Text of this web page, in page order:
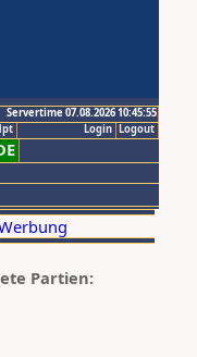
Servertime 07.08.2026 10:45:55
Logout
Login
Partien: